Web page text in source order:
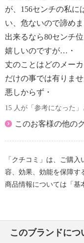
が、156センチの私に
い、危ないので諦めま
出来るなら80センチ
嬉しいのですが…・
丈のことはどのメー
だけの事では有りませ
悪しからず・
15 人が「参考になった
このお客様の他の
「クチコミ」は、ご購
容、効果、効能を保障す
商品情報については「基
このブランドにつ